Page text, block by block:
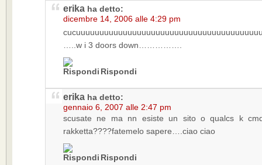
erika ha detto:
dicembre 14, 2006 alle 4:29 pm
…..w i 3 doors down…………….
Rispondi
erika ha detto:
gennaio 6, 2007 alle 2:47 pm
scusate ne ma nn esiste un sito o qualcs k
rakketta????fatemelo sapere….ciao ciao
Rispondi